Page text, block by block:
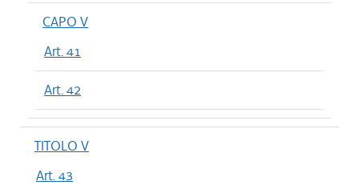
CAPO V
Art. 41
Art. 42
TITOLO V
Art. 43